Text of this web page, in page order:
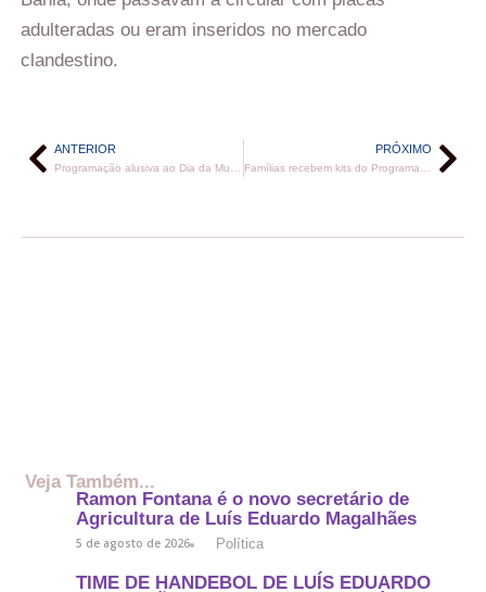
adulteradas ou eram inseridos no mercado
clandestino.
ANTERIOR
Programação alusiva ao Dia da Mulher promove grande ação de saúde e beleza
PRÓXIMO
Famílias recebem kits do Programa “Nascer Feliz” em Luís Eduardo Magalhães
Veja Também...
Ramon Fontana é o novo secretário de
Agricultura de Luís Eduardo Magalhães
5 de agosto de 2026 Política
TIME DE HANDEBOL DE LUÍS EDUARDO